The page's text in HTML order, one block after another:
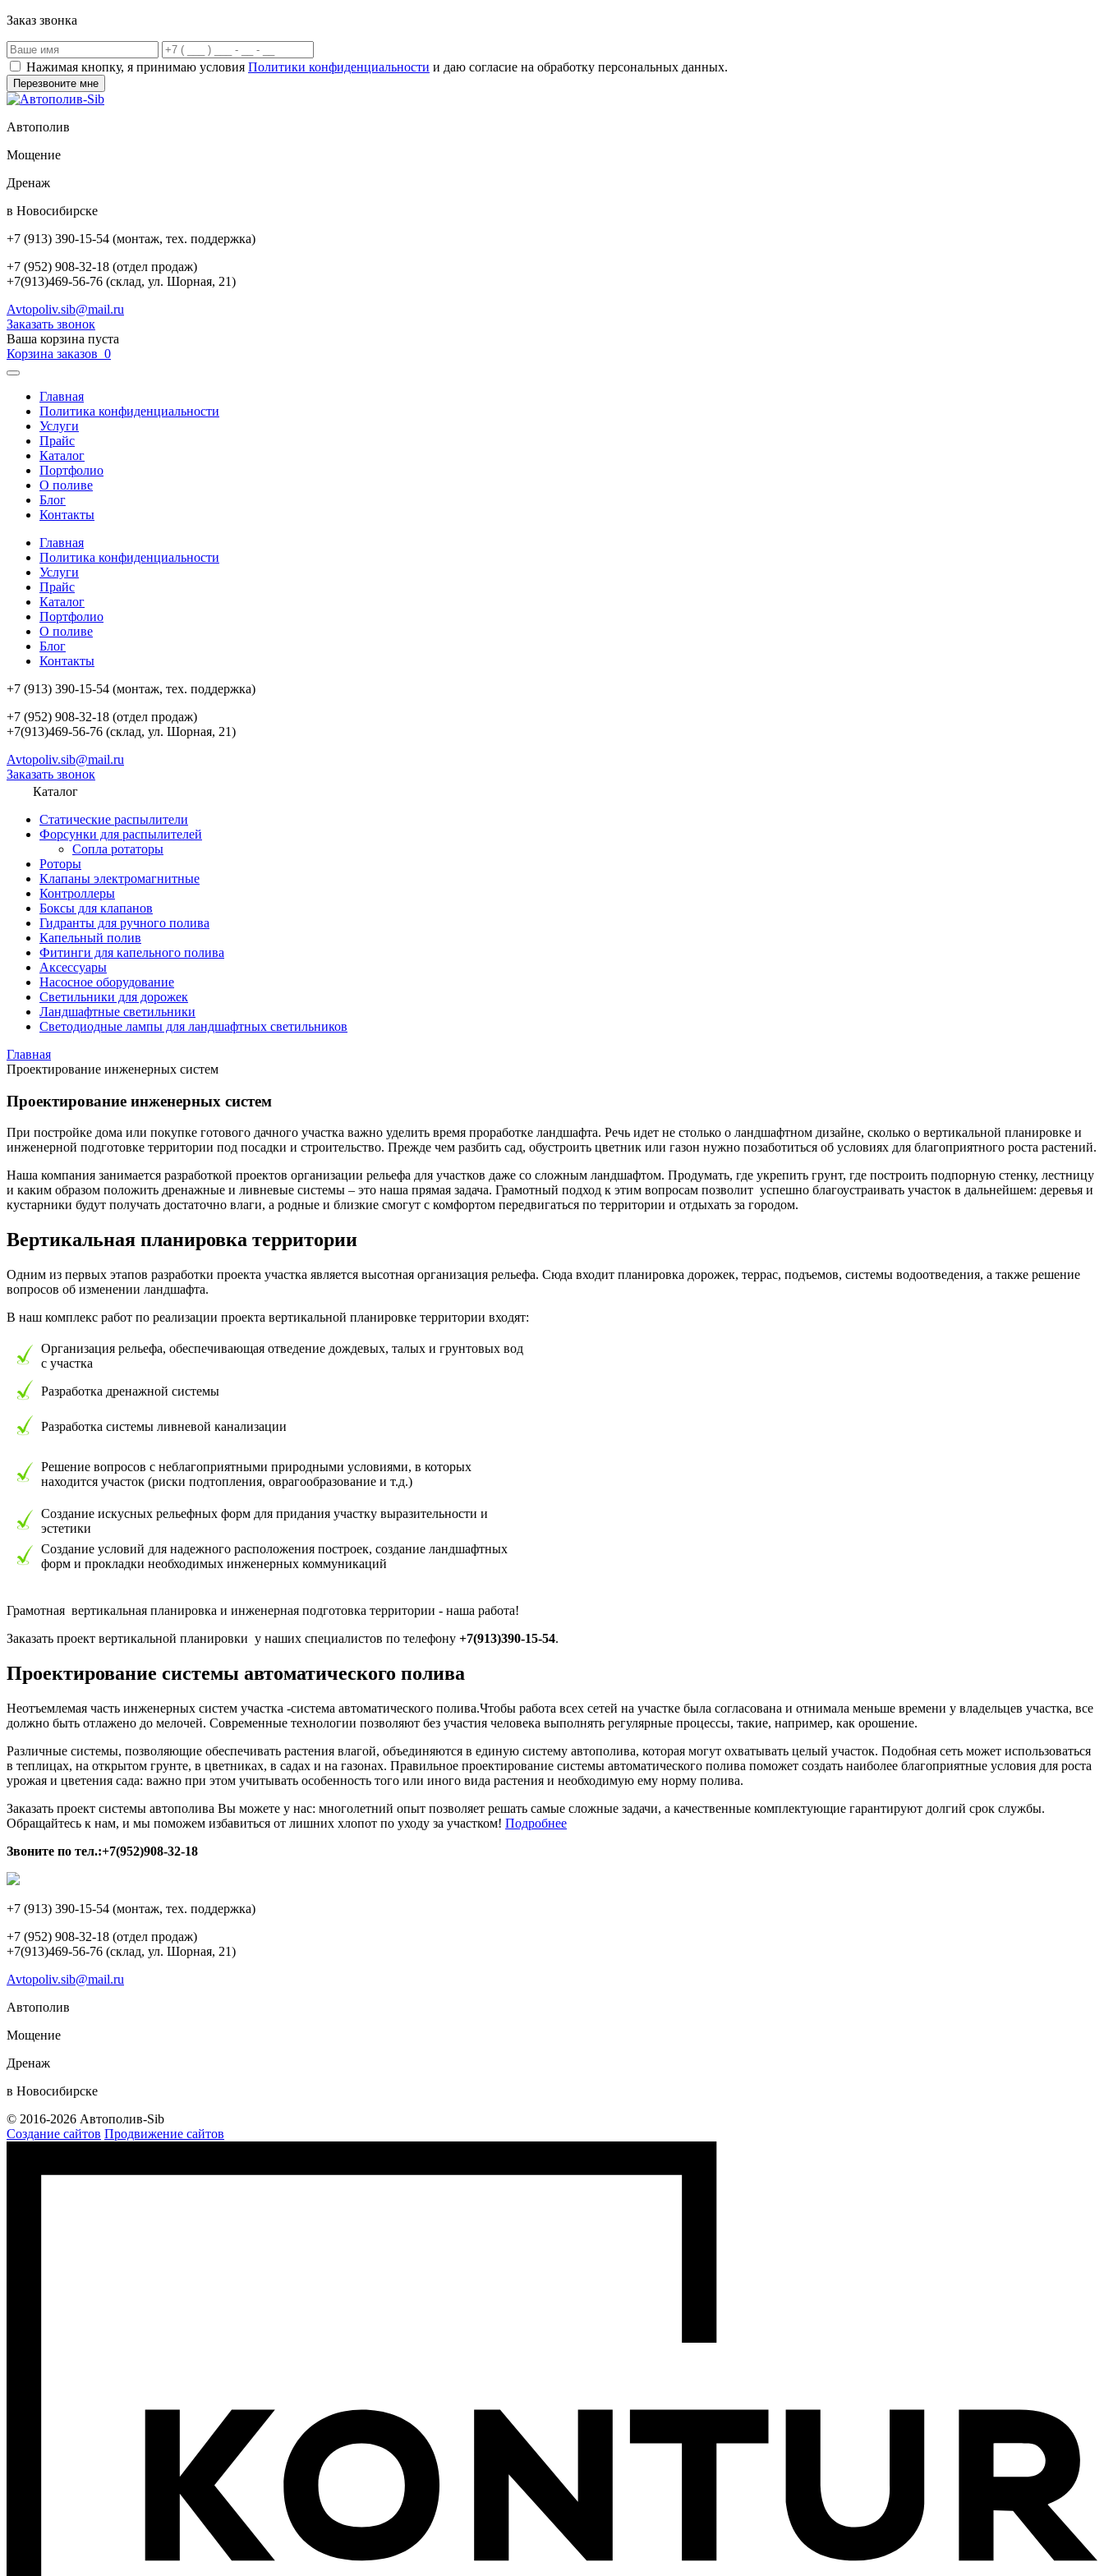
Заказ звонка
Нажимая кнопку, я принимаю условия Политики конфиденциальности и даю согласие на обработку персональных данных.
Автополив
Мощение
Дренаж
в Новосибирске
+7 (913) 390-15-54 (монтаж, тех. поддержка)
+7 (952) 908-32-18 (отдел продаж)
+7(913)469-56-76 (склад, ул. Шорная, 21)
Avtopoliv.sib@mail.ru
Заказать звонок
Ваша корзина пуста
Корзина заказов 0
Главная
Политика конфиденциальности
Услуги
Прайс
Каталог
Портфолио
О поливе
Блог
Контакты
Главная
Политика конфиденциальности
Услуги
Прайс
Каталог
Портфолио
О поливе
Блог
Контакты
+7 (913) 390-15-54 (монтаж, тех. поддержка)
+7 (952) 908-32-18 (отдел продаж)
+7(913)469-56-76 (склад, ул. Шорная, 21)
Avtopoliv.sib@mail.ru
Заказать звонок
Каталог
Статические распылители
Форсунки для распылителей
Сопла ротаторы
Роторы
Клапаны электромагнитные
Контроллеры
Боксы для клапанов
Гидранты для ручного полива
Капельный полив
Фитинги для капельного полива
Аксессуары
Насосное оборудование
Светильники для дорожек
Ландшафтные светильники
Светодиодные лампы для ландшафтных светильников
Главная
Проектирование инженерных систем
Проектирование инженерных систем
При постройке дома или покупке готового дачного участка важно уделить время проработке ландшафта. Речь идет не столько о ландшафтном дизайне, сколько о вертикальной планировке и
инженерной подготовке территории под посадки и строительство. Прежде чем разбить сад, обустроить цветник или газон нужно позаботиться об условиях для благоприятного роста растений.
Наша компания занимается разработкой проектов организации рельефа для участков даже со сложным ландшафтом. Продумать, где укрепить грунт, где построить подпорную стенку, лестницу
и каким образом положить дренажные и ливневые системы – это наша прямая задача. Грамотный подход к этим вопросам позволит успешно благоустраивать участок в дальнейшем: деревья и
кустарники будут получать достаточно влаги, а родные и близкие смогут с комфортом передвигаться по территории и отдыхать за городом.
Вертикальная планировка территории
Одним из первых этапов разработки проекта участка является высотная организация рельефа. Сюда входит планировка дорожек, террас, подъемов, системы водоотведения, а также решение
вопросов об изменении ландшафта.
В наш комплекс работ по реализации проекта вертикальной планировке территории входят:
Организация рельефа, обеспечивающая отведение дождевых, талых и грунтовых вод
с участка
Разработка дренажной системы
Разработка системы ливневой канализации
Решение вопросов с неблагоприятными природными условиями, в которых
находится участок (риски подтопления, оврагообразование и т.д.)
Создание искусных рельефных форм для придания участку выразительности и
эстетики
Создание условий для надежного расположения построек, создание ландшафтных
форм и прокладки необходимых инженерных коммуникаций
Грамотная вертикальная планировка и инженерная подготовка территории - наша работа!
Заказать проект вертикальной планировки у наших специалистов по телефону +7(913)390-15-54.
Проектирование системы автоматического полива
Неотъемлемая часть инженерных систем участка -система автоматического полива.Чтобы работа всех сетей на участке была согласована и отнимала меньше времени у владельцев участка, все
должно быть отлажено до мелочей. Современные технологии позволяют без участия человека выполнять регулярные процессы, такие, например, как орошение.
Различные системы, позволяющие обеспечивать растения влагой, объединяются в единую систему автополива, которая могут охватывать целый участок. Подобная сеть может использоваться
в теплицах, на открытом грунте, в цветниках, в садах и на газонах. Правильное проектирование системы автоматического полива поможет создать наиболее благоприятные условия для роста
урожая и цветения сада: важно при этом учитывать особенность того или иного вида растения и необходимую ему норму полива.
Заказать проект системы автополива Вы можете у нас: многолетний опыт позволяет решать самые сложные задачи, а качественные комплектующие гарантируют долгий срок службы.
Обращайтесь к нам, и мы поможем избавиться от лишних хлопот по уходу за участком! Подробнее
Звоните по тел.:+7(952)908-32-18
+7 (913) 390-15-54 (монтаж, тех. поддержка)
+7 (952) 908-32-18 (отдел продаж)
+7(913)469-56-76 (склад, ул. Шорная, 21)
Avtopoliv.sib@mail.ru
Автополив
Мощение
Дренаж
в Новосибирске
© 2016-2026 Автополив-Sib
Создание сайтов Продвижение сайтов